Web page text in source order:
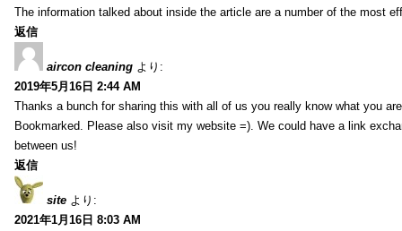
The information talked about inside the article are a number of the most
返信
aircon cleaning より:
2019年5月16日 2:44 AM
Thanks a bunch for sharing this with all of us you really know what you
Bookmarked. Please also visit my website =). We could have a link
between us!
返信
site より:
2021年1月16日 8:03 AM